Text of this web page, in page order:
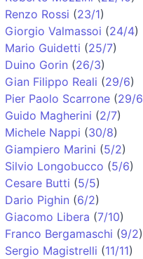
Renzo Rossi (23/1)
Giorgio Valmassoi (24/4)
Mario Guidetti (25/7)
Duino Gorin (26/3)
Gian Filippo Reali (29/6)
Pier Paolo Scarrone (29/6
Guido Magherini (2/7)
Michele Nappi (30/8)
Giampiero Marini (5/2)
Silvio Longobucco (5/6)
Cesare Butti (5/5)
Dario Pighin (6/2)
Giacomo Libera (7/10)
Franco Bergamaschi (9/2)
Sergio Magistrelli (11/11)